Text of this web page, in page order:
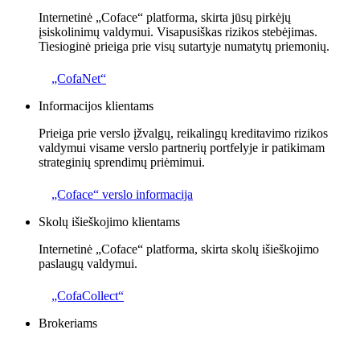
Internetinė „Coface“ platforma, skirta jūsų pirkėjų
įsiskolinimų valdymui. Visapusiškas rizikos stebėjimas.
Tiesioginė prieiga prie visų sutartyje numatytų priemonių.
„CofaNet“
Informacijos klientams
Prieiga prie verslo įžvalgų, reikalingų kreditavimo rizikos
valdymui visame verslo partnerių portfelyje ir patikimam
strateginių sprendimų priėmimui.
„Coface“ verslo informacija
Skolų išieškojimo klientams
Internetinė „Coface“ platforma, skirta skolų išieškojimo
paslaugų valdymui.
„CofaCollect“
Brokeriams